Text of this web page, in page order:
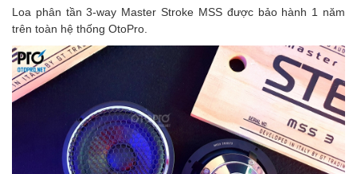
Loa phân tần 3-way Master Stroke MSS được bảo hành 1 năm
trên toàn hệ thống OtoPro.